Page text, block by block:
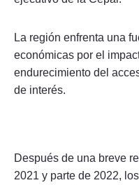
La región enfrenta una
económicas por el
endurecimiento del
de interés.
Después de una breve
2021 y parte de 2022,